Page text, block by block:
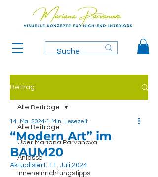
Beitrag
Alle Beiträge
Über Mariana Parvanova
Anlässe
Inneneinrichtungstipps
Alle Beiträge
“Modern Art” im
BAUM20
14. Mai 2024 1 Min. Lesezeit
Aktualisiert: 11. Juli 2024